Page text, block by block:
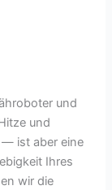
und
und
— ist aber eine
Ihres
wir die